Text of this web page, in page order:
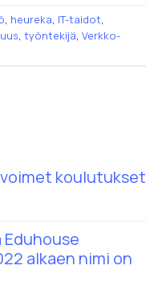
, heureka, IT-taidot,
, työntekijä, Verkko-
koulutukset
alkaen nimi on